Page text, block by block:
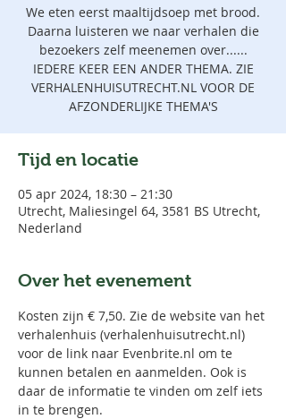
We eten eerst maaltijdsoep met brood.
Daarna luisteren we naar verhalen die
bezoekers zelf meenemen over......
IEDERE KEER EEN ANDER THEMA. ZIE
VERHALENHUISUTRECHT.NL VOOR DE
AFZONDERLIJKE THEMA'S
Tijd en locatie
05 apr 2024, 18:30 – 21:30
Utrecht, Maliesingel 64, 3581 BS Utrecht,
Nederland
Over het evenement
Kosten zijn € 7,50. Zie de website van het
verhalenhuis (verhalenhuisutrecht.nl)
voor de link naar Evenbrite.nl om te
kunnen betalen en aanmelden. Ook is
daar de informatie te vinden om zelf iets
in te brengen.